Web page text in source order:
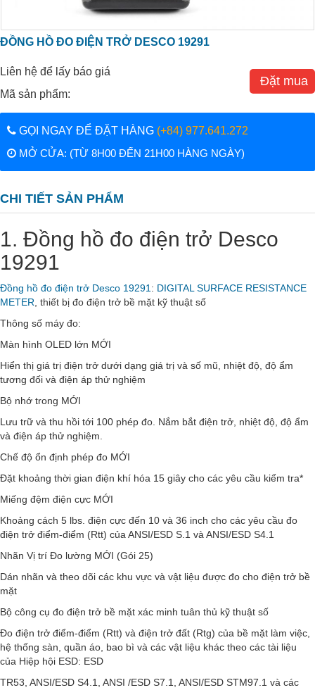
ĐỒNG HỒ ĐO ĐIỆN TRỞ DESCO 19291
Liên hệ để lấy báo giá
Mã sản phẩm:
Đặt mua
GỌI NGAY ĐỂ ĐẶT HÀNG (+84) 977.641.272
MỞ CỬA: (TỪ 8H00 ĐẾN 21H00 HÀNG NGÀY)
CHI TIẾT SẢN PHẨM
1. Đồng hồ đo điện trở Desco
19291
Đồng hồ đo điện trở Desco 19291: DIGITAL SURFACE RESISTANCE
METER, thiết bị đo điện trở bề mặt kỹ thuật số
Thông số máy đo:
Màn hình OLED lớn MỚI
Hiển thị giá trị điện trở dưới dạng giá trị và số mũ, nhiệt độ, độ ẩm
tương đối và điện áp thử nghiệm
Bộ nhớ trong MỚI
Lưu trữ và thu hồi tới 100 phép đo. Nắm bắt điện trở, nhiệt độ, độ ẩm
và điện áp thử nghiệm.
Chế độ ổn định phép đo MỚI
Đặt khoảng thời gian điện khí hóa 15 giây cho các yêu cầu kiểm tra*
Miếng đệm điện cực MỚI
Khoảng cách 5 lbs. điện cực đến 10 và 36 inch cho các yêu cầu đo
điện trở điểm-điểm (Rtt) của ANSI/ESD S.1 và ANSI/ESD S4.1
Nhãn Vị trí Đo lường MỚI (Gói 25)
Dán nhãn và theo dõi các khu vực và vật liệu được đo cho điện trở bề
mặt
Bộ công cụ đo điện trở bề mặt xác minh tuân thủ kỹ thuật số
Đo điện trở điểm-điểm (Rtt) và điện trở đất (Rtg) của bề mặt làm việc,
hệ thống sàn, quần áo, bao bì và các vật liệu khác theo các tài liệu
của Hiệp hội ESD: ESD
TR53, ANSI/ESD S4.1, ANSI /ESD S7.1, ANSI/ESD STM97.1 và các